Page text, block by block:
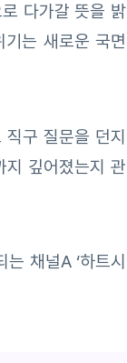
다가갈 뜻을 밝
는 새로운 국면
구 질문을 던지
깊어졌는지 관
채널A ‘하트시